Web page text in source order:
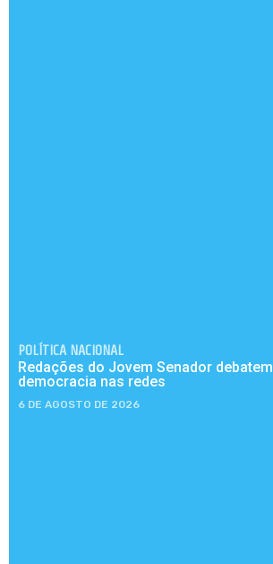
POLÍTICA NACIONAL
Redações do Jovem Senador debatem
democracia nas redes
6 DE AGOSTO DE 2026